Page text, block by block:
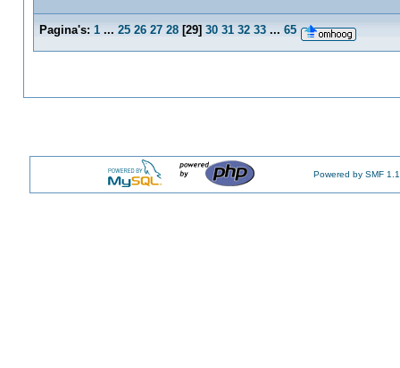
Pagina's: 1 ... 25 26 27 28 [29] 30 31 32 33 ... 65
Powered by SMF